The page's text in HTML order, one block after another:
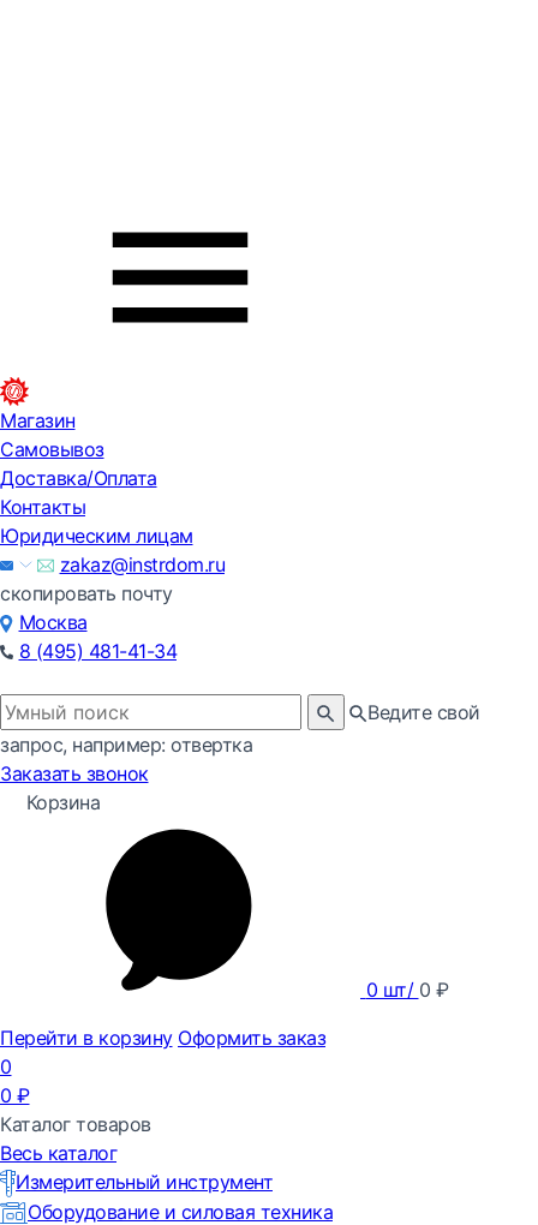
Магазин
Самовывоз
Доставка/Оплата
Контакты
Юридическим лицам
zakaz@instrdom.ru
скопировать почту
Москва
8 (495) 481-41-34
Ведите свой
запрос, например: отвертка
Заказать звонок
Корзина
0 шт/ 0 ₽
Перейти в корзину Оформить заказ
0
0 ₽
Каталог товаров
Весь каталог
Измерительный инструмент
Оборудование и силовая техника